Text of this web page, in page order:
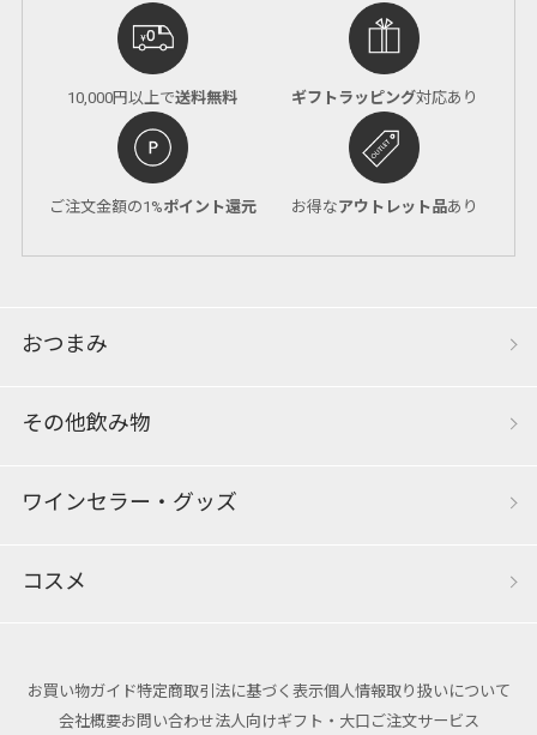
10,000円以上で送料無料 ギフトラッピング対応あり
ご注文金額の1%ポイント還元 お得なアウトレット品あり
おつまみ
その他飲み物
ワインセラー・グッズ
コスメ
お買い物ガイド特定商取引法に基づく表示個人情報取り扱いについて
会社概要お問い合わせ法人向けギフト・大口ご注文サービス